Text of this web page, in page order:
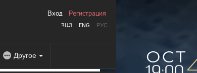
ՀԱՅ ENG РУС
Вход Регистрация
Другое